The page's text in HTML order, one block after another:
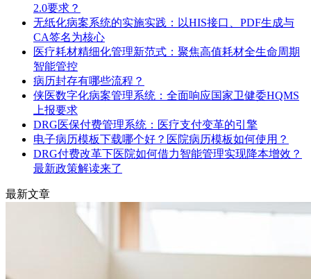
2.0要求？
无纸化病案系统的实施实践：以HIS接口、PDF生成与
CA签名为核心
医疗耗材精细化管理新范式：聚焦高值耗材全生命周期
智能管控
病历封存有哪些流程？
侠医数字化病案管理系统：全面响应国家卫健委HQMS
上报要求
DRG医保付费管理系统：医疗支付变革的引擎
电子病历模板下载哪个好？医院病历模板如何使用？
DRG付费改革下医院如何借力智能管理实现降本增效？
最新政策解读来了
最新文章